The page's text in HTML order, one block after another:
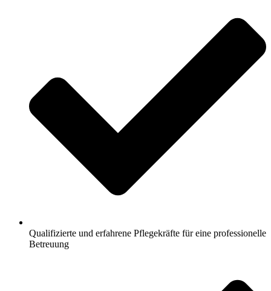
Qualifizierte und erfahrene Pflegekräfte für eine professionelle
Betreuung